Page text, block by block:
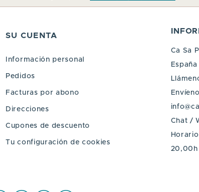
SU CUENTA
Información personal
Pedidos
Facturas por abono
Direcciones
Cupones de descuento
Tu configuración de cookies
Ca Sa
Chat /
20,00h